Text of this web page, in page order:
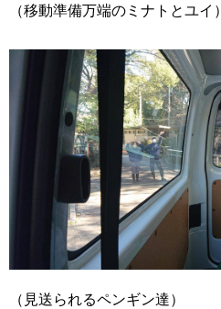
（移動準備万端のミナトとユイ）
（見送られるペンギン達）